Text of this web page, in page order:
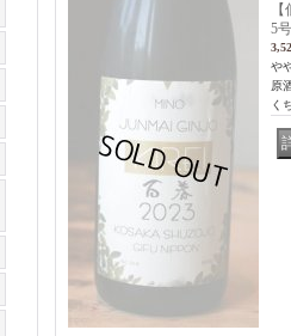
5
や
原
く